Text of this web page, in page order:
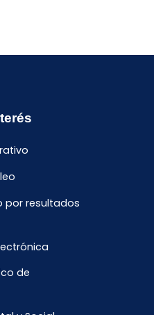
por resultados
de